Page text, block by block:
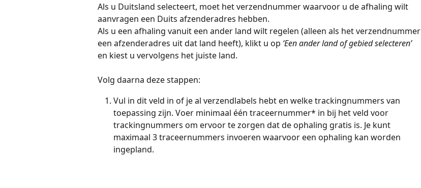
Als u Duitsland selecteert, moet het verzendnummer waarvoor u de afhaling wilt
aanvragen een Duits afzenderadres hebben.
Als u een afhaling vanuit een ander land wilt regelen (alleen als het verzendnummer
een afzenderadres uit dat land heeft), klikt u op ‘Een ander land of gebied selecteren’
en kiest u vervolgens het juiste land.
Volg daarna deze stappen:
Vul in dit veld in of je al verzendlabels hebt en welke trackingnummers van
toepassing zijn. Voer minimaal één traceernummer* in bij het veld voor
trackingnummers om ervoor te zorgen dat de ophaling gratis is. Je kunt
maximaal 3 traceernummers invoeren waarvoor een ophaling kan worden
ingepland.